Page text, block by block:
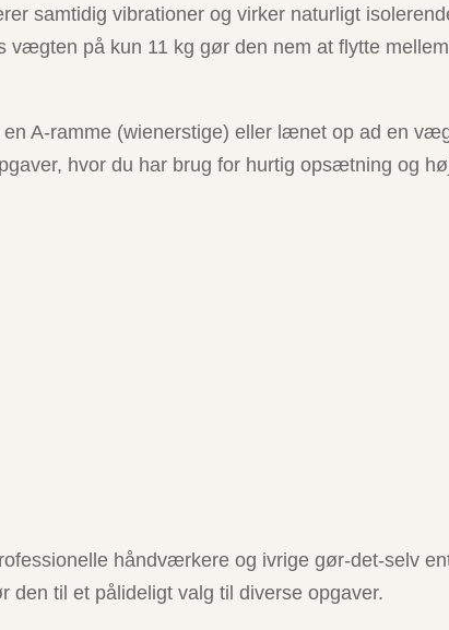
samtidig vibrationer og virker naturligt
på kun 11 kg gør den nem at flytte
A-ramme (wienerstige) eller lænet op ad en
hvor du har brug for hurtig opsætning og
håndværkere og ivrige gør-det-selv
til et pålideligt valg til diverse opgaver.